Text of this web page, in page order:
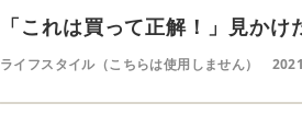
「これは買って正解！」見か
ライフスタイル（こちらは使用しません）